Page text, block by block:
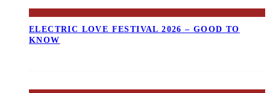
ELECTRIC LOVE FESTIVAL 2026 – GOOD TO
KNOW